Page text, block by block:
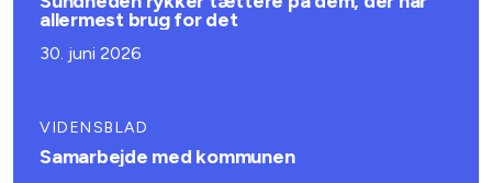
allermest brug for det
30. juni 2026
VIDENSBLAD
Samarbejde med kommunen